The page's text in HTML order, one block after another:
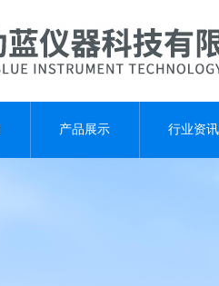
产品展示 行业资讯